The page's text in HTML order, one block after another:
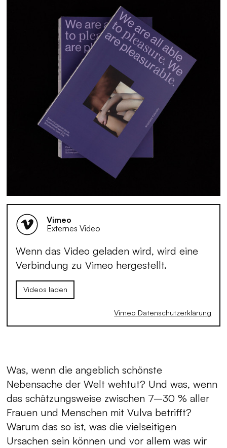
Vimeo
Externes Video
Wenn das Video geladen wird, wird eine
Verbindung zu Vimeo hergestellt.
Videos laden
Vimeo Datenschutzerklärung
Was, wenn die angeblich schönste
Nebensache der Welt wehtut? Und was, wenn
das schätzungsweise zwischen 7–30 % aller
Frauen und Menschen mit Vulva betrifft?
Warum das so ist, was die vielseitigen
Ursachen sein können und vor allem was wir